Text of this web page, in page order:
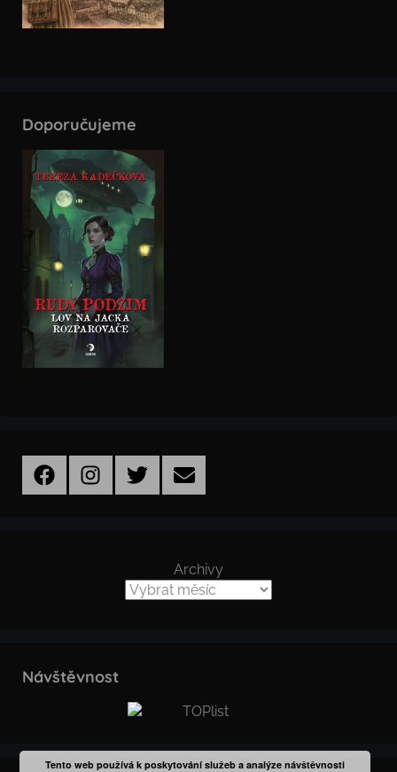
Doporučujeme
FacebookInstagramTwitter Email
Archivy
Návštěvnost
Tento web používá k poskytování služeb a analýze návštěvnosti